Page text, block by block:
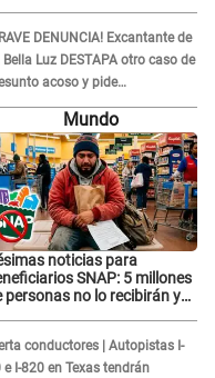
altura de ocho metros
DENUNCIA! Excantante de
Bella Luz DESTAPA otro caso de
acoso y pide
por temor a
"Yo siempre..."
Mundo
noticias para
SNAP: 5 millones
personas no lo recibirán y
conductores | Autopistas I-
e I-820 en Texas tendrán